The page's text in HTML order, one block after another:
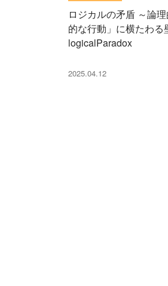
ロジカルの矛盾 ～論
的な行動」に横たわ
logicalParadox
2025.04.12